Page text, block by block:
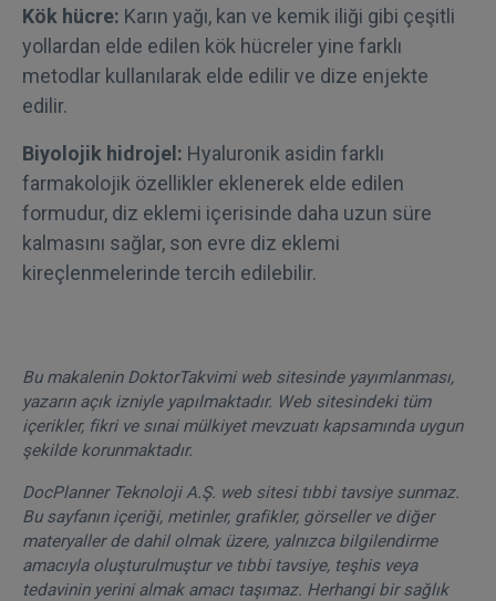
Kök hücre: Karın yağı, kan ve kemik iliği gibi çeşitli
yollardan elde edilen kök hücreler yine farklı
metodlar kullanılarak elde edilir ve dize enjekte
edilir.
Biyolojik hidrojel: Hyaluronik asidin farklı
farmakolojik özellikler eklenerek elde edilen
formudur, diz eklemi içerisinde daha uzun süre
kalmasını sağlar, son evre diz eklemi
kireçlenmelerinde tercih edilebilir.
Bu makalenin DoktorTakvimi web sitesinde yayımlanması,
yazarın açık izniyle yapılmaktadır. Web sitesindeki tüm
içerikler, fikri ve sınai mülkiyet mevzuatı kapsamında uygun
şekilde korunmaktadır.
DocPlanner Teknoloji A.Ş. web sitesi tıbbi tavsiye sunmaz.
Bu sayfanın içeriği, metinler, grafikler, görseller ve diğer
materyaller de dahil olmak üzere, yalnızca bilgilendirme
amacıyla oluşturulmuştur ve tıbbi tavsiye, teşhis veya
tedavinin yerini almak amacı taşımaz. Herhangi bir sağlık